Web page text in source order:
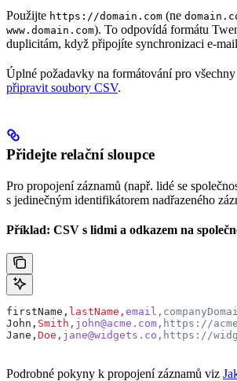
Použijte https://domain.com (ne
www.domain.com). To odpovídá formátu
duplicitám, když připojíte synchronizaci e-
Úplné požadavky na formátování pro
připravit soubory CSV.
Přidejte relační sloupce
Pro propojení záznamů (např. lidé se
s jedinečným identifikátorem nadřazeného
Příklad: CSV s lidmi a odkazem na
firstName, lastName, email,
John, Smith, john@acme.com, https://
Jane, Doe, jane@widgets.co, https://
Podrobné pokyny k propojení záznamů viz